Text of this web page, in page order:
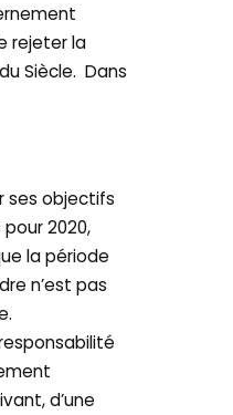
rejeter la
Siècle. Dans
ses objectifs
2020,
la période
n’est pas
d’une